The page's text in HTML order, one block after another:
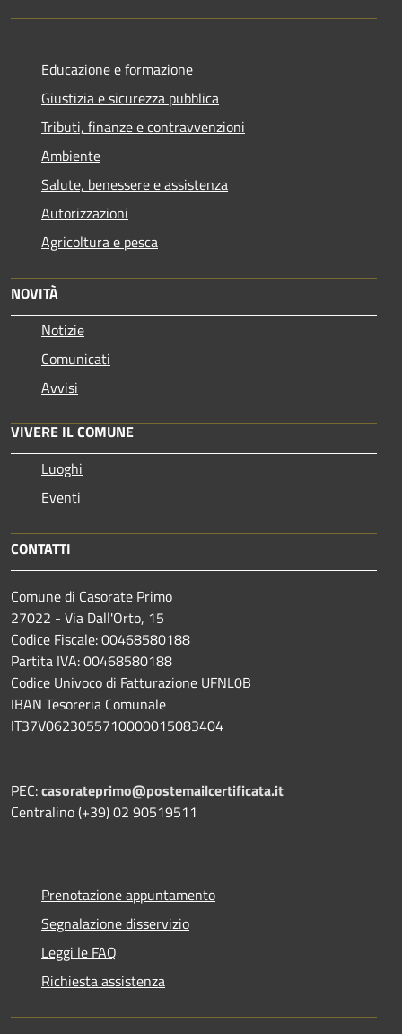
Educazione e formazione
Giustizia e sicurezza pubblica
Tributi, finanze e contravvenzioni
Ambiente
Salute, benessere e assistenza
Autorizzazioni
Agricoltura e pesca
NOVITÀ
Notizie
Comunicati
Avvisi
VIVERE IL COMUNE
Luoghi
Eventi
CONTATTI
Comune di Casorate Primo
27022 - Via Dall'Orto, 15
Codice Fiscale: 00468580188
Partita IVA: 00468580188
Codice Univoco di Fatturazione UFNL0B
IBAN Tesoreria Comunale
IT37V0623055710000015083404
PEC:casorateprimo@postemailcertificata.it
Centralino (+39) 02 90519511
Prenotazione appuntamento
Segnalazione disservizio
Leggi le FAQ
Richiesta assistenza